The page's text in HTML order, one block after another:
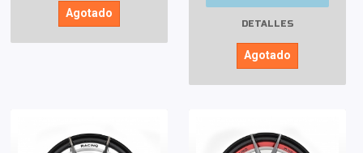
Agotado
DETALLES
Agotado